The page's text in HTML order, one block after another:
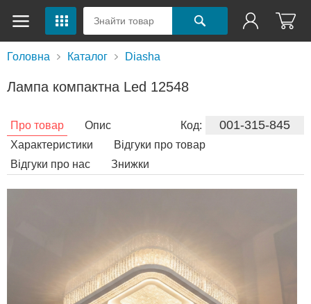
Головна Каталог Diasha
Лампа компактна Led 12548
Код: 001-315-845
Про товар
Опис
Характеристики
Відгуки про товар
Відгуки про нас
Знижки